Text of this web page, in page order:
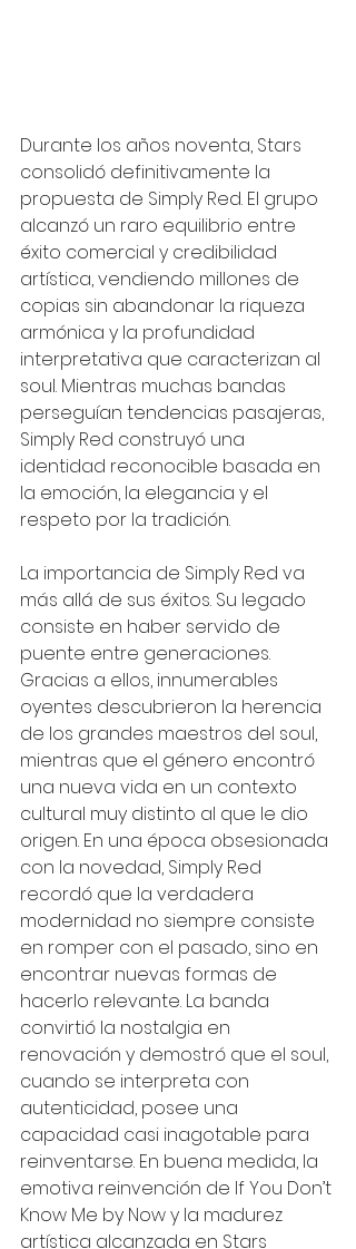
Durante los años noventa, Stars
consolidó definitivamente la
propuesta de Simply Red. El grupo
alcanzó un raro equilibrio entre
éxito comercial y credibilidad
artística, vendiendo millones de
copias sin abandonar la riqueza
armónica y la profundidad
interpretativa que caracterizan al
soul. Mientras muchas bandas
perseguían tendencias pasajeras,
Simply Red construyó una
identidad reconocible basada en
la emoción, la elegancia y el
respeto por la tradición.
La importancia de Simply Red va
más allá de sus éxitos. Su legado
consiste en haber servido de
puente entre generaciones.
Gracias a ellos, innumerables
oyentes descubrieron la herencia
de los grandes maestros del soul,
mientras que el género encontró
una nueva vida en un contexto
cultural muy distinto al que le dio
origen. En una época obsesionada
con la novedad, Simply Red
recordó que la verdadera
modernidad no siempre consiste
en romper con el pasado, sino en
encontrar nuevas formas de
hacerlo relevante. La banda
convirtió la nostalgia en
renovación y demostró que el soul,
cuando se interpreta con
autenticidad, posee una
capacidad casi inagotable para
reinventarse. En buena medida, la
emotiva reinvención de If You Don’t
Know Me by Now y la madurez
artística alcanzada en Stars